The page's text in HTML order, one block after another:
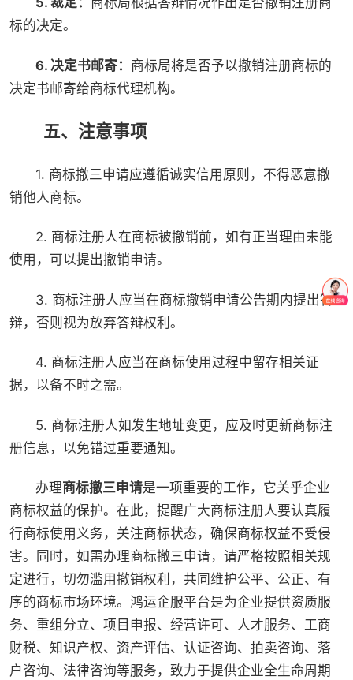
标的决定。
6. 决定书邮寄： 商标局将是否予以撤销注册商标的
决定书邮寄给商标代理机构。
五、注意事项
1. 商标撤三申请应遵循诚实信用原则，不得恶意撤
销他人商标。
2. 商标注册人在商标被撤销前，如有正当理由未能
使用，可以提出撤销申请。
3. 商标注册人应当在商标撤销申请公告期内提出答
辩，否则视为放弃答辩权利。
4. 商标注册人应当在商标使用过程中留存相关证
据，以备不时之需。
5. 商标注册人如发生地址变更，应及时更新商标注
册信息，以免错过重要通知。
办理商标撤三申请是一项重要的工作，它关乎企业
商标权益的保护。在此，提醒广大商标注册人要认真履
行商标使用义务，关注商标状态，确保商标权益不受侵
害。同时，如需办理商标撤三申请，请严格按照相关规
定进行，切勿滥用撤销权利，共同维护公平、公正、有
序的商标市场环境。鸿运企服平台是为企业提供资质服
务、重组分立、项目申报、经营许可、人才服务、工商
财税、知识产权、资产评估、认证咨询、拍卖咨询、落
户咨询、法律咨询等服务，致力于提供企业全生命周期